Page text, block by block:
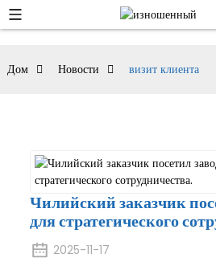
Дом Новости визит клиента
Чилийский заказчик
для стратегического
2025-11-17